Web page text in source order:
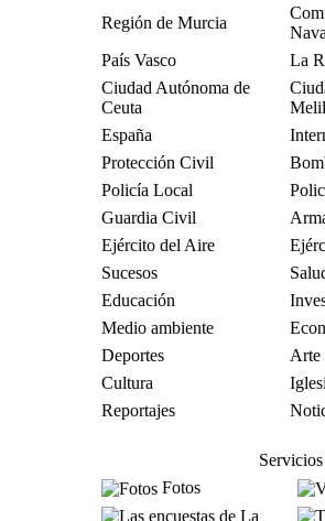
Región de Murcia
País Vasco
La
Ciudad Autónoma de
Ceuta
España
Protección Civil
Policía Local
Guardia Civil
Ejército del Aire
Sucesos
Educación
Medio ambiente
Deportes
Arte
Cultura
Reportajes
Servicios
Fotos